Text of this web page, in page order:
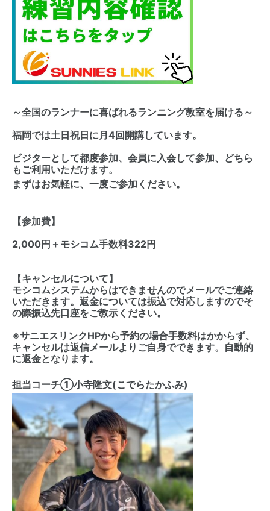
～全国のランナーに喜ばれるランニング教室を届ける～
福岡では土日祝日に月4回開講しています。
ビジターとして都度参加、会員に入会して参加、どちら
もご利用いただけます。
まずはお気軽に、一度ご参加ください。
【参加費】
2,000円＋モシコム手数料322円
【キャンセルについて】
モシコムシステムからはできませんのでメールでご連絡
いただきます。返金については振込で対応しますのでそ
の際振込先口座をご教示ください。
※サニエスリンクHPから予約の場合手数料はかからず、
キャンセルは返信メールよりご自身でできます。自動的
に返金となります。
担当コーチ①小寺隆文(こでらたかふみ)